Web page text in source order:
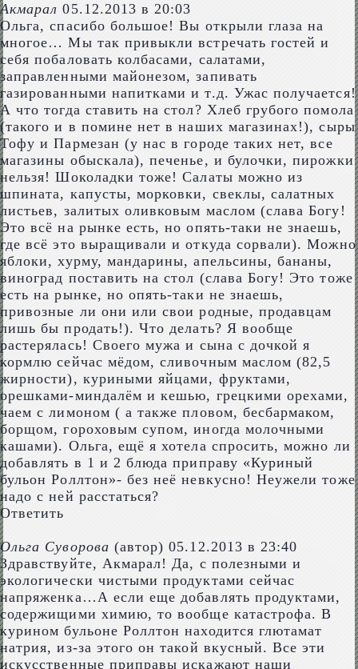
Акмарал 05.12.2013 в 20:03
Ольга, спасибо большое! Вы открыли глаза на
многое… Мы так привыкли встречать гостей и
себя побаловать колбасами, салатами,
заправленными майонезом, запивать
газированными напитками и т.д. Ужас получается!
А что тогда ставить на стол? Хлеб грубого помола
(такого и в помине нет в наших магазинах!), сыры
Тофу и Пармезан (у нас в городе таких нет, все
магазины обыскала), печенье, и булочки, пирожки
нельзя! Шоколадки тоже! Салаты можно из
шпината, капусты, морковки, свеклы, салатных
листьев, залитых оливковым маслом (слава Богу!
Это всё на рынке есть, но опять-таки не знаешь,
где всё это выращивали и откуда сорвали). Можно
яблоки, хурму, мандарины, апельсины, бананы,
виноград поставить на стол (слава Богу! Это тоже
есть на рынке, но опять-таки не знаешь,
привозные ли они или свои родные, продавцам
лишь бы продать!). Что делать? Я вообще
растерялась! Своего мужа и сына с дочкой я
кормлю сейчас мёдом, сливочным маслом (82,5
жирности), куриными яйцами, фруктами,
орешками-миндалём и кешью, грецкими орехами,
чаем с лимоном ( а также пловом, бесбармаком,
борщом, гороховым супом, иногда молочными
кашами). Ольга, ещё я хотела спросить, можно ли
добавлять в 1 и 2 блюда приправу «Куриный
бульон Роллтон»- без неё невкусно! Неужели тоже
надо с ней расстаться?
Ответить
Ольга Суворова (автор) 05.12.2013 в 23:40
Здравствуйте, Акмарал! Да, с полезными и
экологически чистыми продуктами сейчас
напряженка…А если еще добавлять продуктами,
содержищими химию, то вообще катастрофа. В
курином бульоне Роллтон находится глютамат
натрия, из-за этого он такой вкусный. Все эти
искусственные приправы искажают наши